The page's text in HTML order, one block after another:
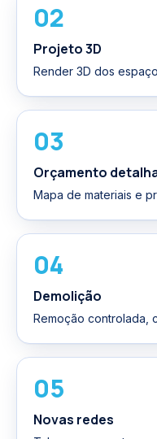
02
Projeto 3D
Render 3D dos
03
Orçamento
Mapa de materiais e
04
Demolição
Remoção controlada,
05
Novas redes